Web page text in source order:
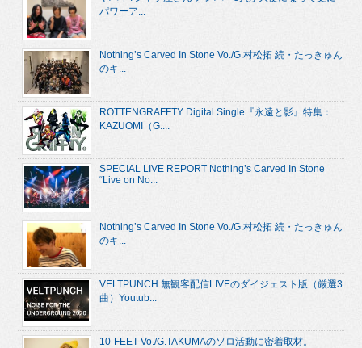
パワーア...
Nothing’s Carved In Stone Vo./G.村松拓 続・たっきゅん
のキ...
ROTTENGRAFFTY Digital Single『永遠と影』特集：
KAZUOMI（G....
SPECIAL LIVE REPORT Nothing’s Carved In Stone
“Live on No...
Nothing’s Carved In Stone Vo./G.村松拓 続・たっきゅん
のキ...
VELTPUNCH 無観客配信LIVEのダイジェスト版（厳選3
曲）Youtub...
10-FEET Vo./G.TAKUMAのソロ活動に密着取材。